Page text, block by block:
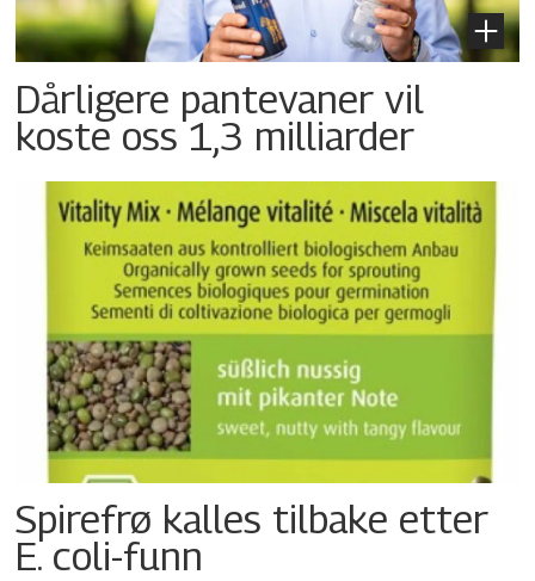
Dårligere pantevaner vil
koste oss 1,3 milliarder
Spirefrø kalles tilbake etter
E. coli-funn